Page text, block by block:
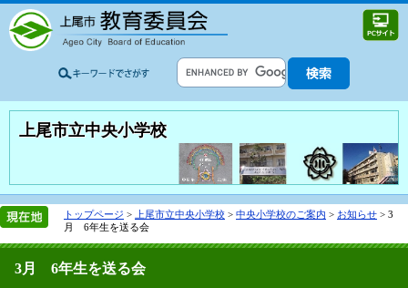
上尾市立中央小学校
トップページ > 上尾市立中央小学校 > 中央小学校のご案内 > お知らせ > 3
月 6年生を送る会
3月 6年生を送る会